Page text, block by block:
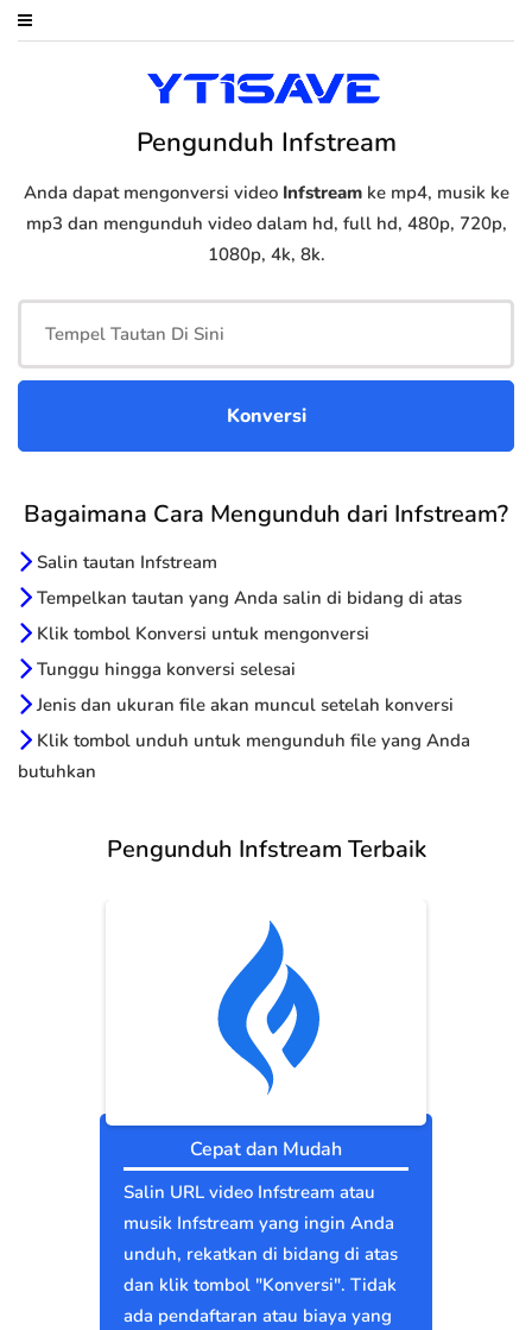
Pengunduh Infstream
Anda dapat mengonversi video Infstreamke mp4, musik ke
mp3 dan mengunduh video dalam hd, full hd, 480p, 720p,
1080p, 4k, 8k.
Bagaimana Cara Mengunduh dari Infstream?
Salin tautan Infstream
Tempelkan tautan yang Anda salin di bidang di atas
Klik tombol Konversi untuk mengonversi
Tunggu hingga konversi selesai
Jenis dan ukuran file akan muncul setelah konversi
Klik tombol unduh untuk mengunduh file yang Anda
butuhkan
Pengunduh Infstream Terbaik
Cepat dan Mudah
Salin URL video Infstream atau
musik Infstream yang ingin Anda
unduh, rekatkan di bidang di atas
dan klik tombol "Konversi". Tidak
ada pendaftaran atau biaya yang